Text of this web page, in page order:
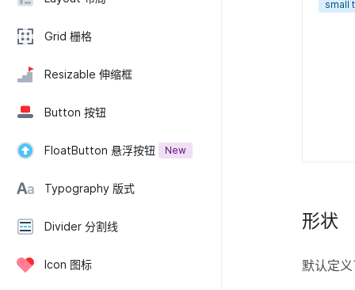
Grid 栅格
Resizable 伸缩框
Button 按钮
FloatButton 悬浮按钮 New
Typography 版式
Divider 分割线
Icon 图标
small
形状
默认定